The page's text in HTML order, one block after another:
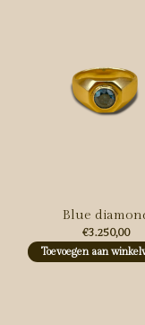
Blue
€3.250,00
Toevoegen aan